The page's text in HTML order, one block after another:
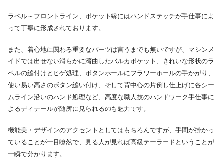
ラペル～フロントライン、ポケット縁にはハンドステッチが手仕事によ
って丁寧に形成されております。
また、着心地に関わる重要なパーツは言うまでも無いですが、マシンメ
イドでは出せない滑らかに湾曲したバルカポケット、きれいな形状のラ
ペルの縫付けとヒゲ処理、ボタンホールにフラワーホールの手かがり、
使い易い高さのボタン縫い付け、そして背中心の片倒し仕上げに各シー
ムライン沿いのハンド処理など、高度な職人技のハンドワーク手仕事に
よるディテールが随所に見られるのも魅力です。
機能美・デザインのアクセントとしてはもちろんですが、手間が掛かっ
ていることが一目瞭然で、見る人が見れば高級テーラードということが
一瞬で分かります。